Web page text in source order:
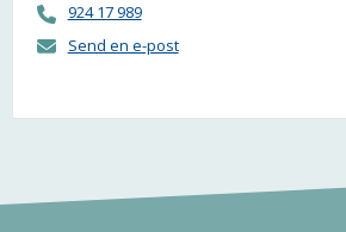
924 17 989
Send en e-post